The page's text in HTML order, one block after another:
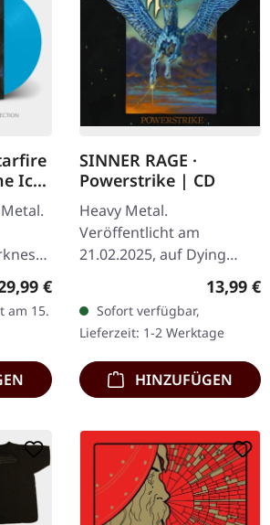
Ice-
Preis:
€
am 15.
SINNER RAGE ·
Powerstrike | CD
Heavy Metal.
Veröffentlicht am
21.02.2025, auf Dying
Victims Productions. CD
im Jewelcase, Aufkleber,
Obi. Das spanische Metal-
Quartett Sinner Rage…
13,99 €
Sofort verfügbar,
Lieferzeit: 1-2 Werktage
HINZUFÜGEN